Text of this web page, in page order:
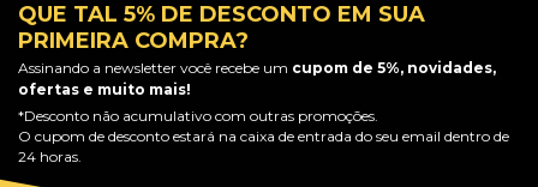
QUE TAL 5% DE DESCONTO EM SUA
PRIMEIRA COMPRA?
Assinando a newsletter você recebe um cupom de 5%, novidades,
ofertas e muito mais!
*Desconto não acumulativo com outras promoções.
O cupom de desconto estará na caixa de entrada do seu email dentro de
24 horas.